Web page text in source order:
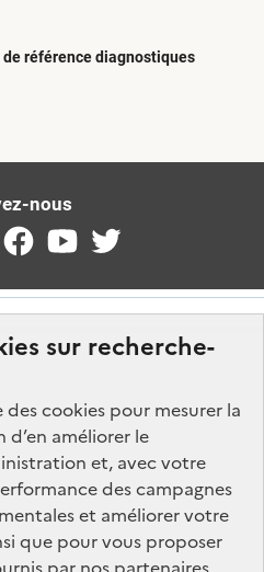
sur recherche-
cookies pour mesurer la
améliorer le
et, avec votre
des campagnes
et améliorer votre
que pour vous proposer
de référence diagnostiques
nous